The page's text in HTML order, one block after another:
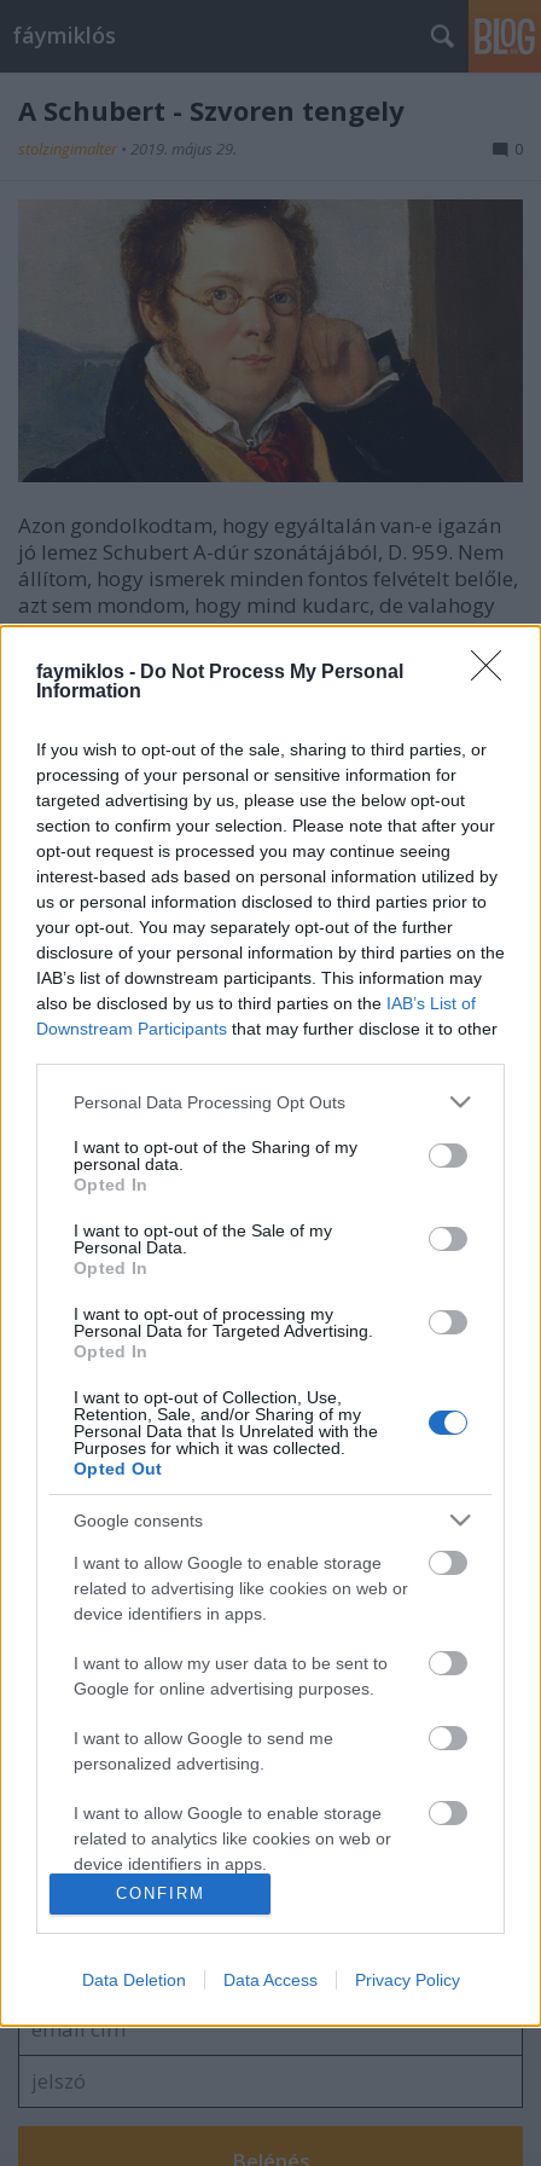
faymiklos - Do Not Process My Personal
Information
If you wish to opt-out of the sale, sharing to third parties, or
processing of your personal or sensitive information for
targeted advertising by us, please use the below opt-out
section to confirm your selection. Please note that after your
opt-out request is processed you may continue seeing
interest-based ads based on personal information utilized by
us or personal information disclosed to third parties prior to
your opt-out. You may separately opt-out of the further
disclosure of your personal information by third parties on the
IAB’s list of downstream participants. This information may
also be disclosed by us to third parties on the IAB’s List of
Downstream Participants that may further disclose it to other
Please note that this website/app uses one or more Google
not limited to your visit or usage behaviour. You may click to
grant or deny consent to Google and its third-party tags to
use your data for below specified purposes in below Google
consent section.
Personal Data Processing Opt Outs
I want to opt-out of the Sharing of my
personal data.
Opted In
I want to opt-out of the Sale of my
Personal Data.
Opted In
I want to opt-out of processing my
Personal Data for Targeted Advertising.
Opted In
I want to opt-out of Collection, Use,
Retention, Sale, and/or Sharing of my
Personal Data that Is Unrelated with the
Purposes for which it was collected.
Opted Out
Google consents
I want to allow Google to enable storage
related to advertising like cookies on web or
device identifiers in apps.
I want to allow my user data to be sent to
Google for online advertising purposes.
I want to allow Google to send me
personalized advertising.
I want to allow Google to enable storage
related to analytics like cookies on web or
device identifiers in apps.
I want to allow Google to enable storage
related to functionality of the website or app.
I want to allow Google to enable storage
related to security, including authentication
functionality and fraud prevention, and other
CONFIRM
Data Deletion Data Access Privacy Policy
fáymiklós
A Schubert - Szvoren tengely
stolzingimalter • 2019. május 29. 0
Azon gondolkodtam, hogy egyáltalán van-e igazán
jó lemez Schubert A-dúr szonátájából, D. 959. Nem
állítom, hogy ismerek minden fontos felvételt belőle,
azt sem mondom, hogy mind kudarc, de valahogy
olyan furcsa a mű a nagy szüneteivel, meg azzal a
tébollyal a második tételben, nehéz is elképzelni,
hogy azt ott tényleg Schubert írta. Aztán a
netalán azt érezné, most már csak be kell fejezni,
akkor döbbenten vegye észre, hogy nem lehet
befejezni, mert nem hagyja abba. Persze, ez gyakori
érzés Schubertnél, ez a nem hagyja abba, és nem
feltétlenül a tragikus daraboknál, a Pisztrángötös is
újrakezdi a zárótételt, és még ma is játsszák, ha meg
nem haltak. Ezt az ember tudomásul veszi, így jár a
magányos alkotó, nem érzékeli, mit bír el a
közönség, bár a Pisztrángötöst éppenséggel hallotta
is Schubert, ez nem olyan, mint az asztalfiókban
tartott szimfóniák.
készítette (nem én nikizem, ez a neve), ami a véggel
kezdődik, hogy mi Szvoren Edina véleménye a happy
endről. A válasz úgy kezdődik, hogy ő már az enddel
sem tud mit kezdeni, a műviség legfelső foka, hogy a
Schuberttel is? Nem is a műviségre gondolok, hanem
a zenevégre, hogy talán ez nem fért a lelkébe, hogy
folyamatot. Hogy talán így kapaszkodott az életbe,
abba ne hagyd, abba ne hagyd a dünnyögést,
tízöles Jó Csönd-herceg. És akkor érti az ember, miért
is mondta Schubert, hogy ő nem ismer egyetlen
vidám zeneművet sem.
Címkék:Szvoren Edina Franz Schubert
Szólj hozzá!
A hozzászóláshoz be kell lépned!